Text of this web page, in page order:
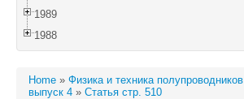
1989
1988
Home » Физика и техника полупроводников
выпуск 4 » Статья стр. 510